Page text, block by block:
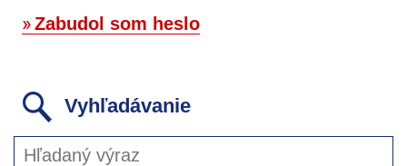
Zabudol som heslo
Vyhľadávanie